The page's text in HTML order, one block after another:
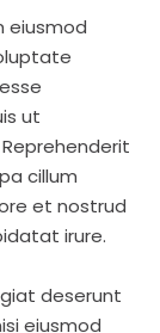
eiusmod
ut
cillum
et nostrud
irure.
deserunt
eiusmod